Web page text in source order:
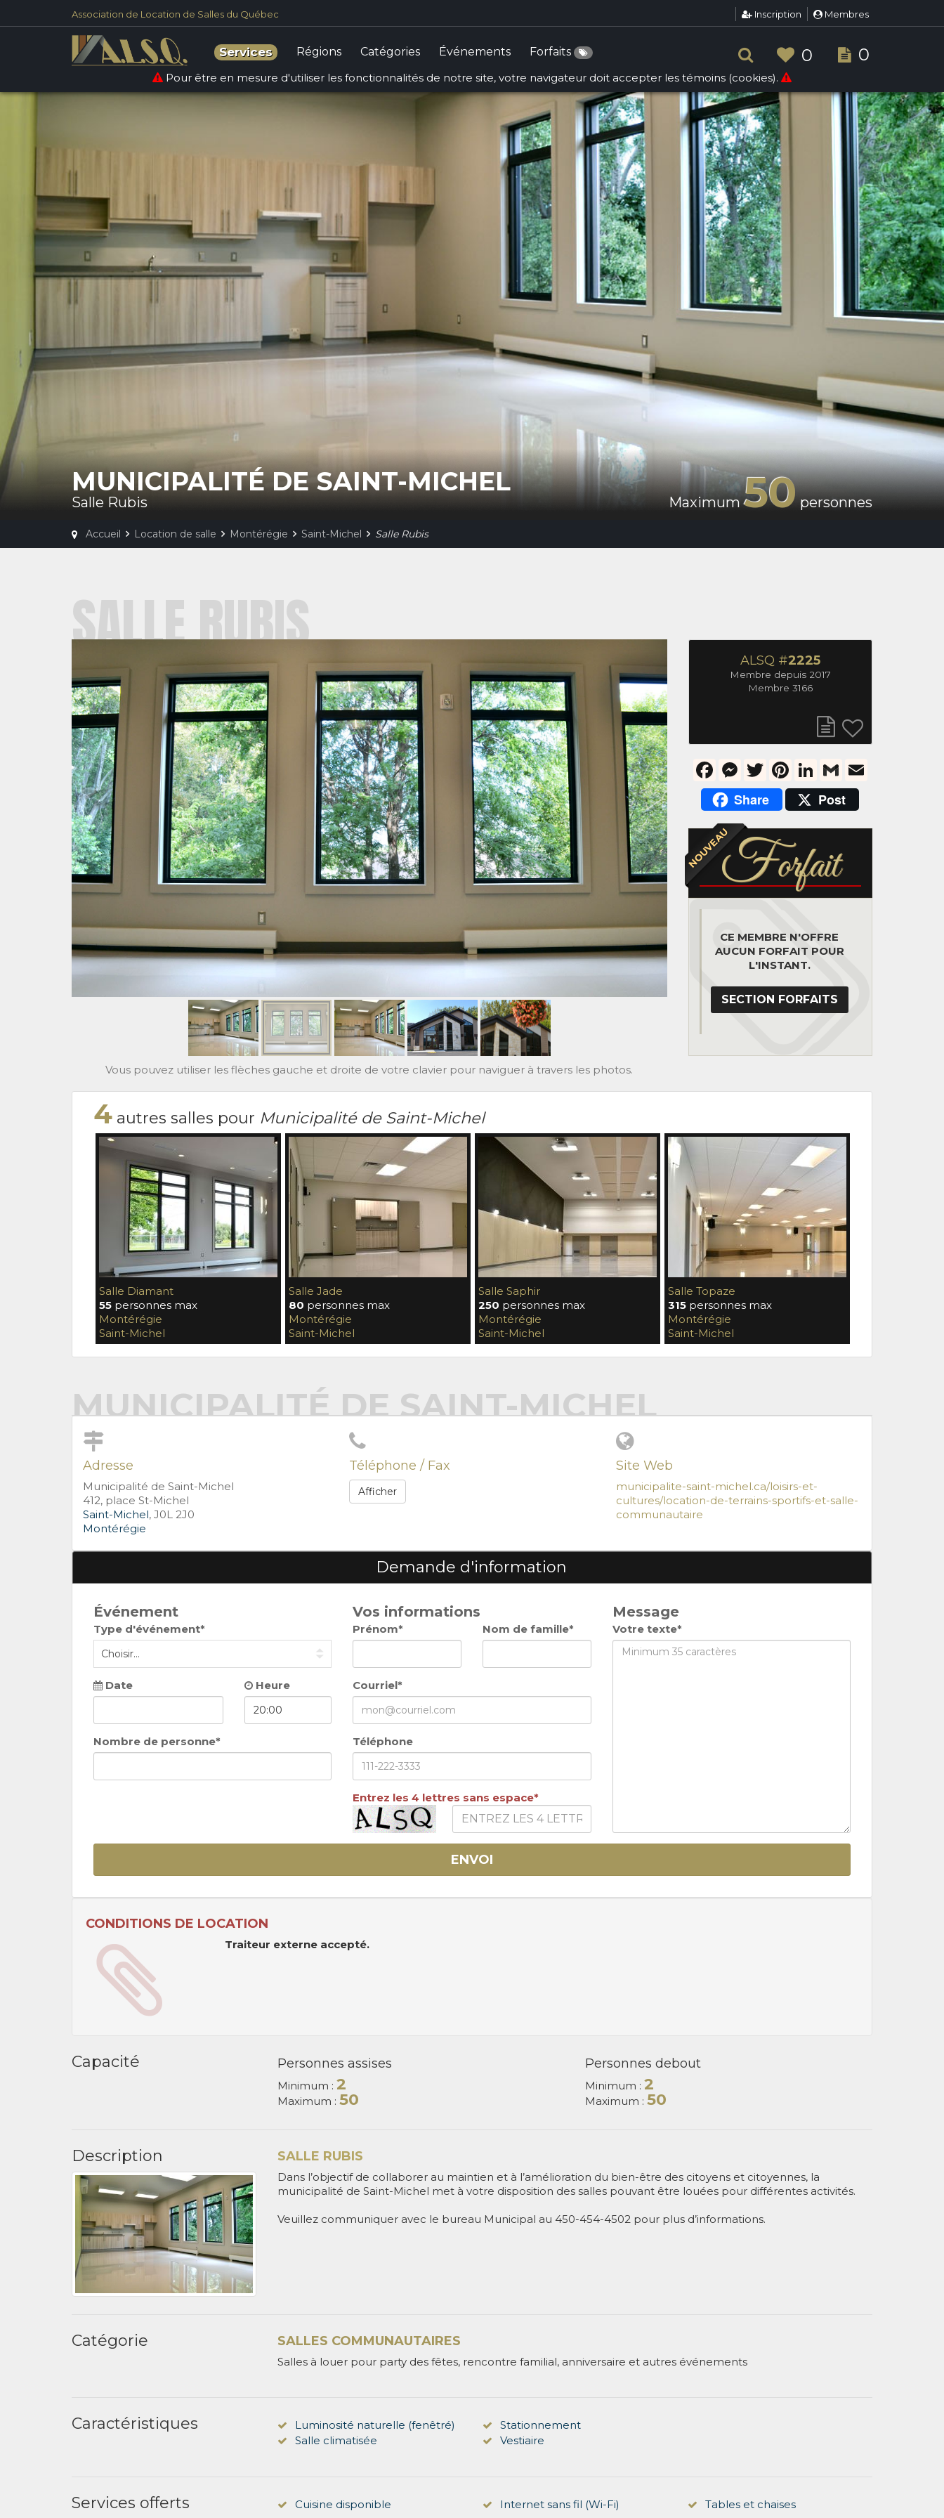
Association de Location de Salles du Québec Inscription Membres
Services Régions Catégories Événements Forfaits 0 0
Pour être en mesure d'utiliser les fonctionnalités de notre site, votre navigateur doit accepter les témoins (cookies).
MUNICIPALITÉ DE SAINT-MICHEL
Salle Rubis Maximum50personnes
Accueil Location de salle Montérégie Saint-Michel Salle Rubis
SALLE RUBIS
Vous pouvez utiliser les flèches gauche et droite de votre clavier pour naviguer à travers les photos.
ALSQ #2225
Membre depuis 2017
Membre 3166
FacebookMessenger
TwitterPinterestLinkedIn
Gmail
Share Post
NOUVEAUForfait
CE MEMBRE N'OFFRE
AUCUN FORFAIT POUR
L'INSTANT.
SECTION FORFAITS
4 autres salles pour Municipalité de Saint-Michel
Salle Diamant
55 personnes max
Montérégie
Saint-Michel
Salle Jade
80 personnes max
Montérégie
Saint-Michel
Salle Saphir
250 personnes max
Montérégie
Saint-Michel
Salle Topaze
315 personnes max
Montérégie
Saint-Michel
MUNICIPALITÉ DE SAINT-MICHEL
Adresse
Municipalité de Saint-Michel
412, place St-Michel
Saint-Michel, J0L 2J0
Montérégie
Téléphone / Fax
Afficher
Site Web
municipalite-saint-michel.ca/loisirs-et-
cultures/location-de-terrains-sportifs-et-salle-
communautaire
Demande d'information
Événement
Type d'événement*
Date Heure
Nombre de personne*
Vos informations
Prénom* Nom de famille*
Courriel*
Téléphone
Entrez les 4 lettres sans espace*
Message
Votre texte*
ENVOI
CONDITIONS DE LOCATION
Traiteur externe accepté.
Capacité Personnes assises
Minimum : 2
Maximum : 50
Personnes debout
Minimum :2
Maximum :50
Description SALLE RUBIS
Dans l’objectif de collaborer au maintien et à l’amélioration du bien-être des citoyens et citoyennes, la
municipalité de Saint-Michel met à votre disposition des salles pouvant être louées pour différentes activités.
Veuillez communiquer avec le bureau Municipal au 450-454-4502 pour plus d’informations.
Catégorie SALLES COMMUNAUTAIRES
Salles à louer pour party des fêtes, rencontre familial, anniversaire et autres événements
Caractéristiques
Luminosité naturelle (fenêtré)
Salle climatisée
Stationnement
Vestiaire
Services offerts Cuisine disponible Internet sans fil (Wi-Fi) Tables et chaises